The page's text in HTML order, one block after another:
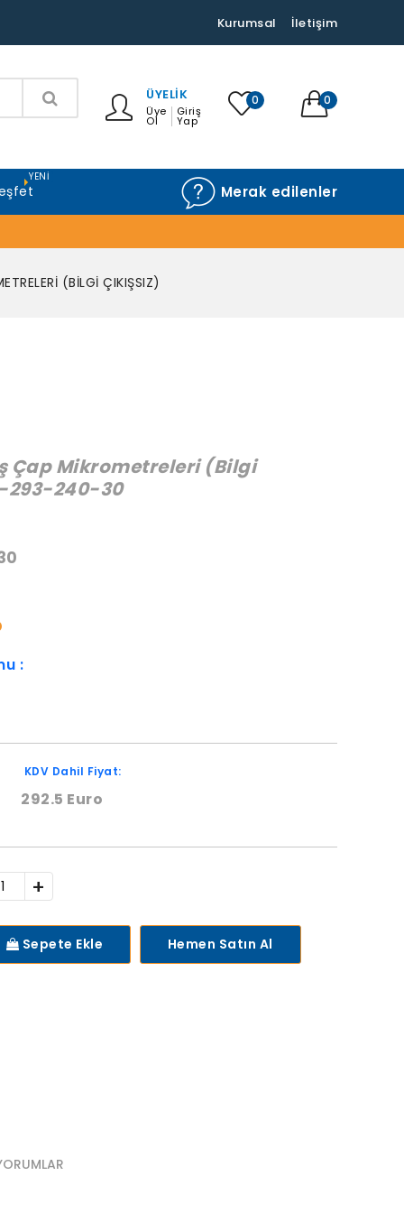
Kurumsal İletişim
ÜYELIK
Üye
Ol
Giriş
Yap
0 0
YENI
Merak edilenler
(BİLGİ ÇIKIŞSIZ)
Çap Mikrometreleri (Bilgi
293-240-30
:
KDV Dahil Fiyat:
292.5 Euro
+
Sepete Ekle Hemen Satın Al